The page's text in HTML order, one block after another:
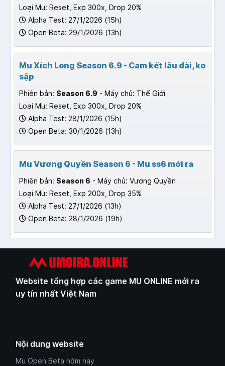
Loại Mu: Reset, Exp 300x, Drop 20%
Alpha Test: 27/1/2026 (15h)
Open Beta: 29/1/2026 (13h)
Mu Xích Long Season 6.9 - Cam kết lâu dài, ko
sập
Phiên bản: Season 6.9 - Máy chủ: Thế Giới
Loại Mu: Reset, Exp 300x, Drop 20%
Alpha Test: 28/1/2026 (15h)
Open Beta: 30/1/2026 (13h)
Mu Vương Quyền Season 6 - Mu ss6 mới ra
Phiên bản: Season 6 - Máy chủ: Vương Quyền
Loại Mu: Reset, Exp 200x, Drop 35%
Alpha Test: 27/1/2026 (13h)
Open Beta: 28/1/2026 (19h)
Website tổng hợp các game MU ONLINE mới ra
uy tín nhất Việt Nam
Nội dung website
Mu Open Beta hôm nay